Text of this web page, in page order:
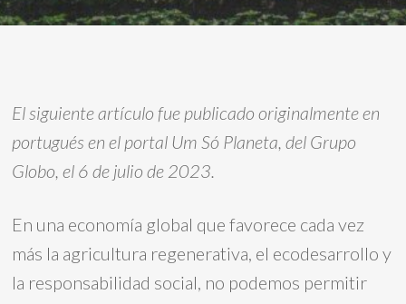
El siguiente artículo fue publicado originalmente en
portugués en el portal Um Só Planeta, del Grupo
Globo, el 6 de julio de 2023.
En una economía global que favorece cada vez
más la agricultura regenerativa, el ecodesarrollo y
la responsabilidad social, no podemos permitir